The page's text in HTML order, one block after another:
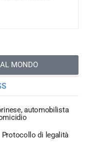
MONDO
automobilista
Protocollo di legalità